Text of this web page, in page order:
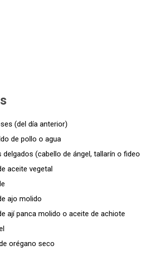
(del día anterior)
de pollo o agua
delgados (cabello de ángel, tallarín o
aceite vegetal
ajo molido
ají panca molido o aceite de achiote
orégano seco